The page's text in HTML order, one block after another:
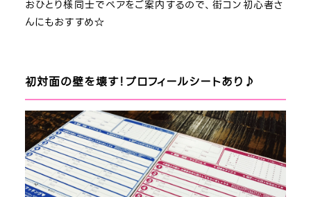
おひとり様同士でペアをご案内するので、街コン初心者さ
んにもおすすめ☆
初対面の壁を壊す！プロフィールシートあり♪